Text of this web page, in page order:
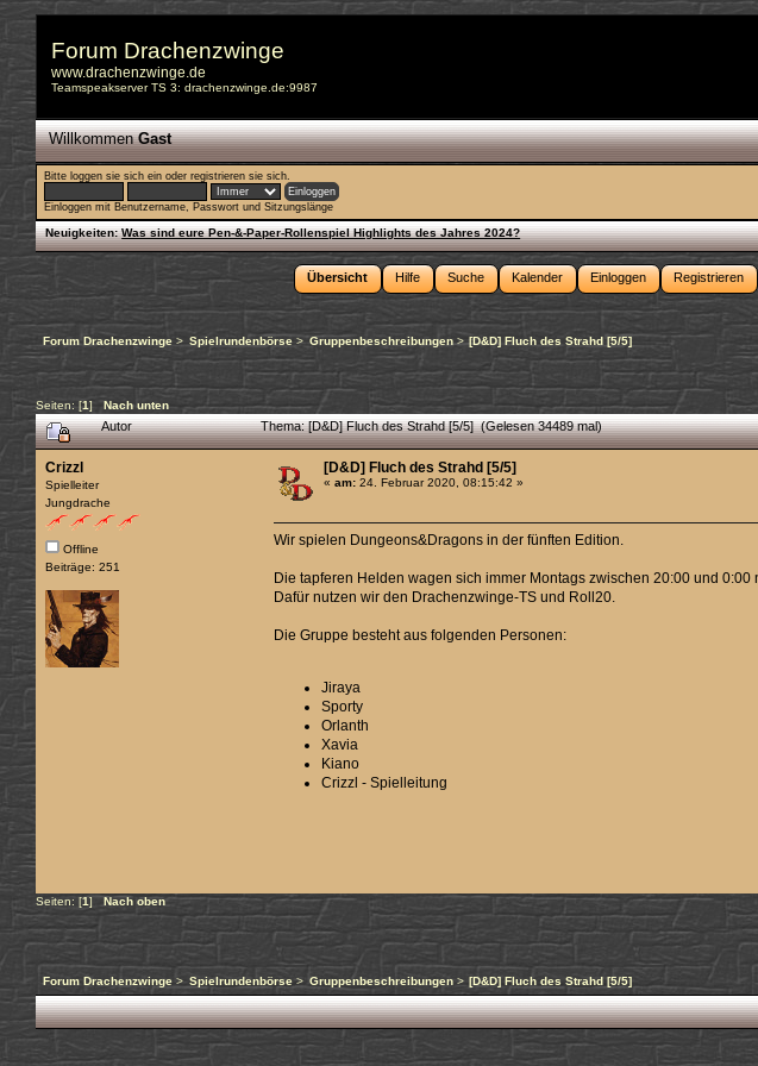
Forum Drachenzwinge
www.drachenzwinge.de
Teamspeakserver TS 3: drachenzwinge.de:9987
WillkommenGast
Bitte loggen sie sich ein oderregistrieren sie sich.
Einloggen mit Benutzername, Passwort und Sitzungslänge
Neuigkeiten: Was sind eure Pen-&-Paper-Rollenspiel Highlights des Jahres 2024?
Übersicht Hilfe Suche Kalender Einloggen Registrieren
Forum Drachenzwinge > Spielrundenbörse> Gruppenbeschreibungen> [D&D] Fluch des Strahd [5/5]
Seiten: [1] Nach unten
Autor Thema: [D&D] Fluch des Strahd [5/5] (Gelesen 34489 mal)
Crizzl
Spielleiter
Jungdrache
Offline
Beiträge: 251
[D&D] Fluch des Strahd [5/5]
«am: 24. Februar 2020, 08:15:42 »
Wir spielen Dungeons&Dragons in der fünften Edition.
Die tapferen Helden wagen sich immer Montags zwischen 20:00 und
Dafür nutzen wir den Drachenzwinge-TS und Roll20.
Die Gruppe besteht aus folgenden Personen:
Jiraya
Sporty
Orlanth
Xavia
Kiano
Crizzl - Spielleitung
Seiten: [1]Nach oben
Forum Drachenzwinge > Spielrundenbörse> Gruppenbeschreibungen> [D&D] Fluch des Strahd [5/5]